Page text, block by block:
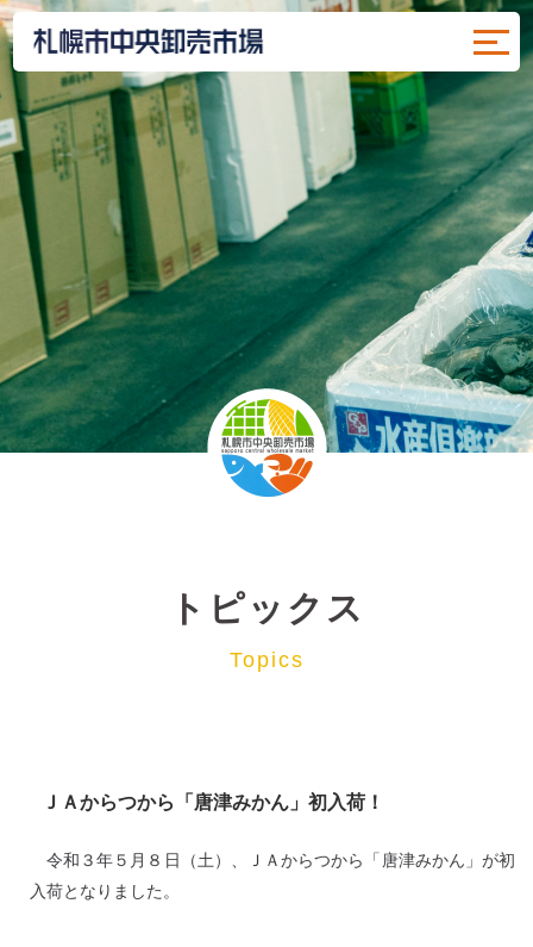
トピックス
Topics
ＪＡからつから「唐津みかん」初入荷！
令和３年５月８日（土）、ＪＡからつから「唐津みかん」が初
入荷となりました。